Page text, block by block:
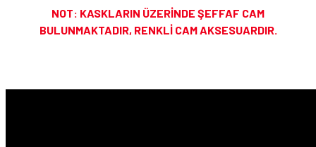
NOT: KASKLARIN ÜZERİNDE ŞEFFAF CAM
BULUNMAKTADIR, RENKLİ CAM AKSESUARDIR.